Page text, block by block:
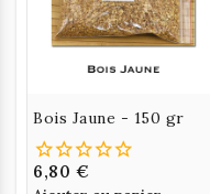
Bois Jaune - 150 gr
6,80 €